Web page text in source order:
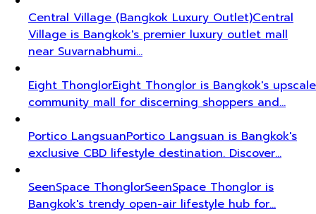
Central Village (Bangkok Luxury Outlet)Central
Village is Bangkok's premier luxury outlet mall
near Suvarnabhumi…
Eight ThonglorEight Thonglor is Bangkok's upscale
community mall for discerning shoppers and…
Portico LangsuanPortico Langsuan is Bangkok's
exclusive CBD lifestyle destination. Discover…
SeenSpace ThonglorSeenSpace Thonglor is
Bangkok's trendy open-air lifestyle hub for…